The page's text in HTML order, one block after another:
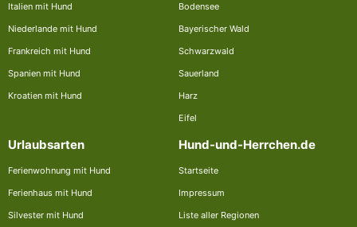
Italien mit Hund
Niederlande mit Hund
Frankreich mit Hund
Spanien mit Hund
Kroatien mit Hund
Bodensee
Bayerischer Wald
Schwarzwald
Sauerland
Harz
Eifel
Urlaubsarten
Ferienwohnung mit Hund
Ferienhaus mit Hund
Silvester mit Hund
Hund-und-Herrchen.de
Startseite
Impressum
Liste aller Regionen